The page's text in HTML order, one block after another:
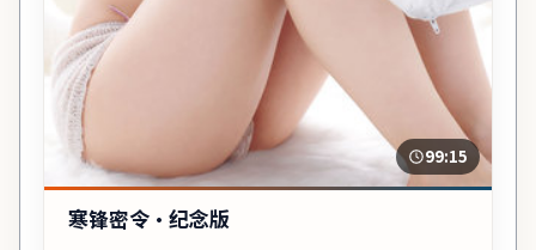
99:15
寒锋密令·纪念版